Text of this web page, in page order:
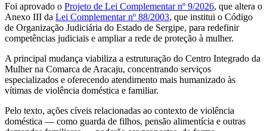
Foi aprovado o Projeto de Lei Complementar nº 9/2026, que altera o
Anexo III da Lei Complementar nº 88/2003, que institui o Código
de Organização Judiciária do Estado de Sergipe, para redefinir
competências judiciais e ampliar a rede de proteção à mulher.
A principal mudança viabiliza a estruturação do Centro Integrado da
Mulher na Comarca de Aracaju, concentrando serviços
especializados e oferecendo atendimento mais humanizado às
vítimas de violência doméstica e familiar.
Pelo texto, ações cíveis relacionadas ao contexto de violência
doméstica — como guarda de filhos, pensão alimentícia e outras